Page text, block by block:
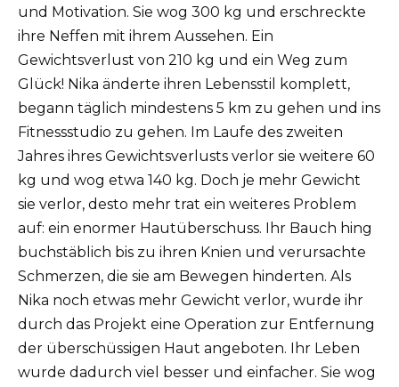
und Motivation. Sie wog 300 kg und erschreckte
ihre Neffen mit ihrem Aussehen. Ein
Gewichtsverlust von 210 kg und ein Weg zum
Glück! Nika änderte ihren Lebensstil komplett,
begann täglich mindestens 5 km zu gehen und ins
Fitnessstudio zu gehen. Im Laufe des zweiten
Jahres ihres Gewichtsverlusts verlor sie weitere 60
kg und wog etwa 140 kg. Doch je mehr Gewicht
sie verlor, desto mehr trat ein weiteres Problem
auf: ein enormer Hautüberschuss. Ihr Bauch hing
buchstäblich bis zu ihren Knien und verursachte
Schmerzen, die sie am Bewegen hinderten. Als
Nika noch etwas mehr Gewicht verlor, wurde ihr
durch das Projekt eine Operation zur Entfernung
der überschüssigen Haut angeboten. Ihr Leben
wurde dadurch viel besser und einfacher. Sie wog